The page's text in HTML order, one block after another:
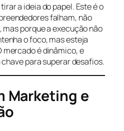
a ideia do papel. Este é o
falham, não
mas porque a execução não
o foco, mas esteja
mercado é dinâmico, e
para superar desafios.
Marketing e